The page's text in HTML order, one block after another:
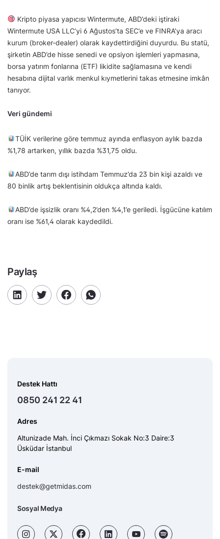
Kripto piyasa yapıcısı Wintermute, ABD’deki iştiraki
Wintermute USA LLC’yi 6 Ağustos’ta SEC’e ve FINRA’ya aracı
kurum (broker-dealer) olarak kaydettirdiğini duyurdu. Bu statü,
şirketin ABD’de hisse senedi ve opsiyon işlemleri yapmasına,
borsa yatırım fonlarına (ETF) likidite sağlamasına ve kendi
hesabına dijital varlık menkul kıymetlerini takas etmesine imkân
tanıyor.
Veri gündemi
TÜİK verilerine göre temmuz ayında enflasyon aylık bazda
%1,78 artarken, yıllık bazda %31,75 oldu.
ABD’de tarım dışı istihdam Temmuz’da 23 bin kişi azaldı ve
80 binlik artış beklentisinin oldukça altında kaldı.
ABD’de işsizlik oranı %4,2’den %4,1’e geriledi. İşgücüne katılım
oranı ise %61,4 olarak kaydedildi.
Paylaş
Destek Hattı
0850 241 22 41
Adres
Altunizade Mah. İnci Çıkmazı Sokak No:3 Daire:3
Üsküdar İstanbul
E-mail
destek@getmidas.com
Sosyal Medya